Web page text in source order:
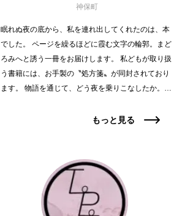
神保町
眠れぬ夜の底から、私を連れ出してくれたのは、本
でした。 ページを繰るほどに霞む文字の輪郭。まど
ろみへと誘う一冊をお届けします。 私どもが取り扱
う書籍には、お手製の〝処方箋〟が同封されており
ます。 物語を通じて、どう夜を乗りこなしたか。…
もっと見る